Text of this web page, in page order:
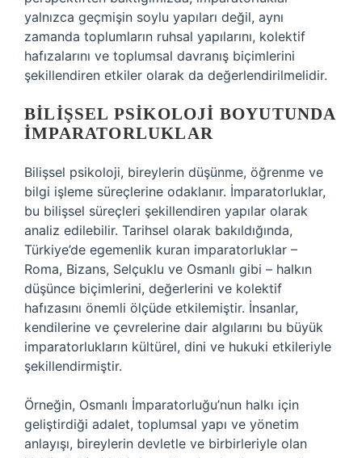
yalnızca geçmişin soylu yapıları değil, aynı
zamanda toplumların ruhsal yapılarını, kolektif
hafızalarını ve toplumsal davranış biçimlerini
şekillendiren etkiler olarak da değerlendirilmelidir.
BILIŞSEL PSIKOLOJI BOYUTUNDA
İMPARATORLUKLAR
Bilişsel psikoloji, bireylerin düşünme, öğrenme ve
bilgi işleme süreçlerine odaklanır. İmparatorluklar,
bu bilişsel süreçleri şekillendiren yapılar olarak
analiz edilebilir. Tarihsel olarak bakıldığında,
Türkiye’de egemenlik kuran imparatorluklar –
Roma, Bizans, Selçuklu ve Osmanlı gibi – halkın
düşünce biçimlerini, değerlerini ve kolektif
hafızasını önemli ölçüde etkilemiştir. İnsanlar,
kendilerine ve çevrelerine dair algılarını bu büyük
imparatorlukların kültürel, dini ve hukuki etkileriyle
şekillendirmiştir.
Örneğin, Osmanlı İmparatorluğu’nun halkı için
geliştirdiği adalet, toplumsal yapı ve yönetim
anlayışı, bireylerin devletle ve birbirleriyle olan